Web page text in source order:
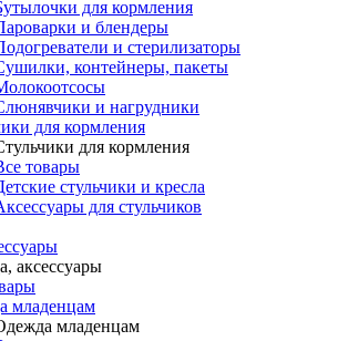
для кормления
и блендеры
и стерилизаторы
контейнеры, пакеты
и нагрудники
для кормления
для кормления
товары
стульчики и кресла
для стульчиков
аксессуары
младенцам
младенцам